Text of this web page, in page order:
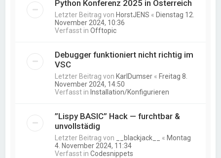
Python Konferenz 2025 in Österreich
Letzter Beitrag von HorstJENS « Dienstag 12.
November 2024, 10:36
Verfasst inOfftopic
Debugger funktioniert nicht richtig im
VSC
Letzter Beitrag von KarlDumser « Freitag 8.
November 2024, 14:50
Verfasst in Installation/Konfigurieren
”Lispy BASIC” Hack — furchtbar &
unvollstädig
Letzter Beitrag von __blackjack__ « Montag
4. November 2024, 11:34
Verfasst inCodesnippets